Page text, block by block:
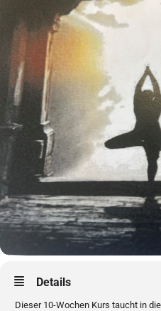
Details
Dieser 10-Wochen Kurs taucht in